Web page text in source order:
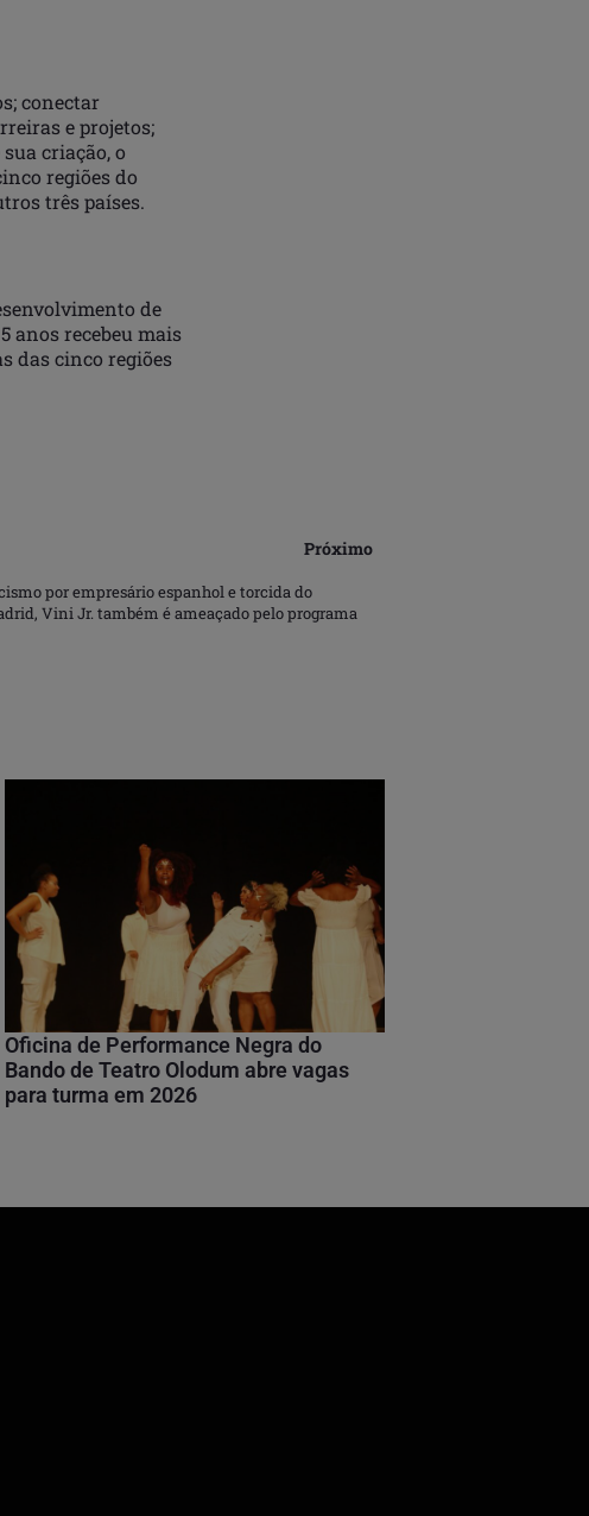
conectar
e projetos;
criação, o
regiões do
três países.
de
anos recebeu mais
das cinco regiões
Próximo
por empresário espanhol e torcida do
Vini Jr. também é ameaçado pelo programa
Oficina de Performance Negra do
Bando de Teatro Olodum abre vagas
para turma em 2026